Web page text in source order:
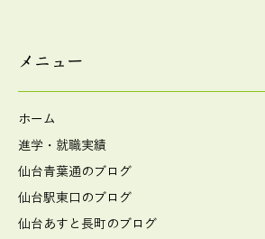
メニュー
ホーム
進学・就職実績
仙台青葉通のブログ
仙台駅東口のブログ
仙台あすと長町のブログ